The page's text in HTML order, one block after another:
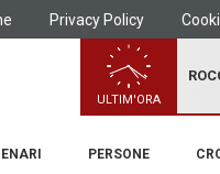
Privacy Policy
ULTIM'ORA
PERSONE